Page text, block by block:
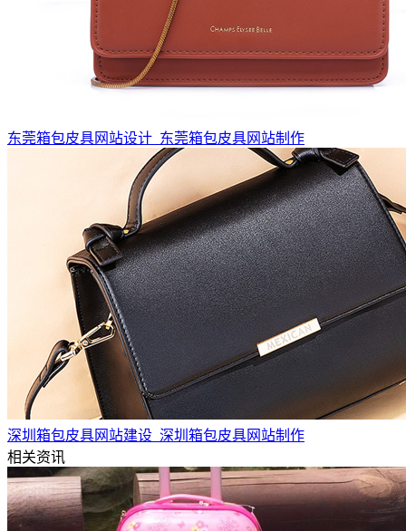
东莞箱包皮具网站设计_东莞箱包皮具网站制作
深圳箱包皮具网站建设_深圳箱包皮具网站制作
相关资讯